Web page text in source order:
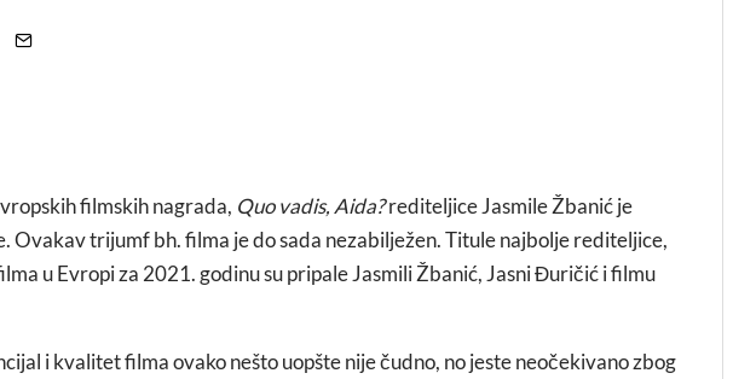
filmskih nagrada, Quo vadis, Aida?rediteljice Jasmile Žbanić je
Ovakav trijumf bh. filma je do sada nezabilježen. Titule najbolje rediteljice,
u Evropi za 2021. godinu su pripale Jasmili Žbanić, Jasni Đuričić i filmu
i kvalitet filma ovako nešto uopšte nije čudno, no jeste neočekivano zbog